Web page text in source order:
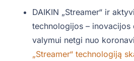
DAIKIN „Streamer“ ir
technologijos – inovacijos
valymui netgi nuo
„Streamer“ technologiją